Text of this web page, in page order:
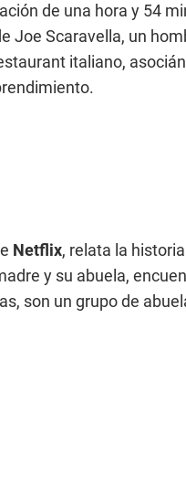
de una hora y 54
Joe Scaravella, un
italiano,
Netflix, relata la
y su abuela,
son un grupo de